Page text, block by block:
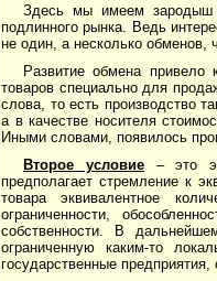
Здесь мы имеем зародыш
подлинного рынка. Ведь
не один, а несколько обменов,
Развитие обмена
товаров специально для
слова, то есть производство
а в качестве носителя
Иными словами, появилось
Второе условие
– это
предполагает стремление к
товара эквивалентное
ограниченности,
собственности. В
ограниченную каким-то
государственные